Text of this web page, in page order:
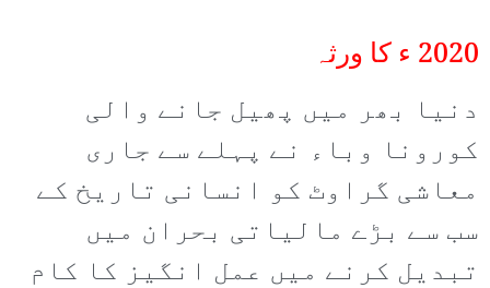
2020 ء کا ورثہ
دنیا بھر میں پھیل جانے والی
کورونا وباء نے پہلے سے جاری
معاشی گراوٹ کو انسانی تاریخ کے
سب سے بڑے مالیاتی بحران میں
تبدیل کرنے میں عمل انگیز کا کام